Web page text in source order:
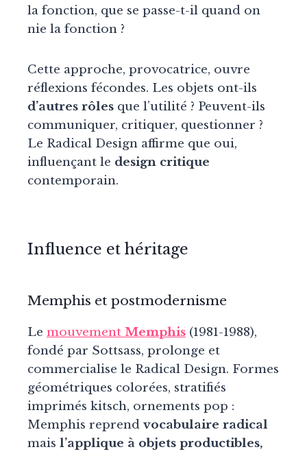
la fonction, que se passe-t-il quand on
nie la fonction ?
Cette approche, provocatrice, ouvre
réflexions fécondes. Les objets ont-ils
d’autres rôles que l’utilité ? Peuvent-ils
communiquer, critiquer, questionner ?
Le Radical Design affirme que oui,
influençant le design critique
contemporain.
Influence et héritage
Memphis et postmodernisme
Le mouvement Memphis (1981-1988),
fondé par Sottsass, prolonge et
commercialise le Radical Design. Formes
géométriques colorées, stratifiés
imprimés kitsch, ornements pop :
Memphis reprend vocabulaire radical
mais l’applique à objets productibles,